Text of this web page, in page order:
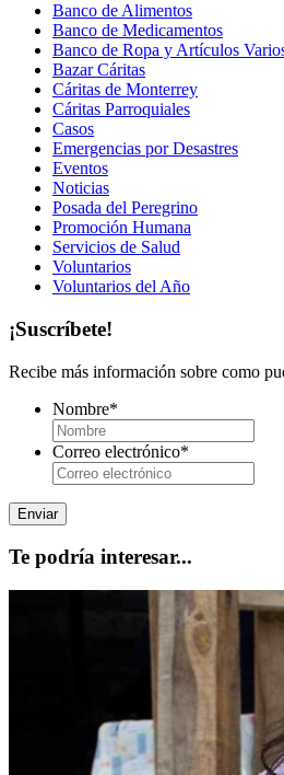
Banco de Alimentos
Banco de Medicamentos
Banco de Ropa y Artículos
Bazar Cáritas
Cáritas de Monterrey
Cáritas Parroquiales
Casos
Emergencias por Desastres
Eventos
Noticias
Posada del Peregrino
Promoción Humana
Servicios de Salud
Voluntarios
Voluntarios del Año
¡Suscríbete!
Recibe más información sobre como
Nombre*
Correo electrónico*
Te podría interesar...